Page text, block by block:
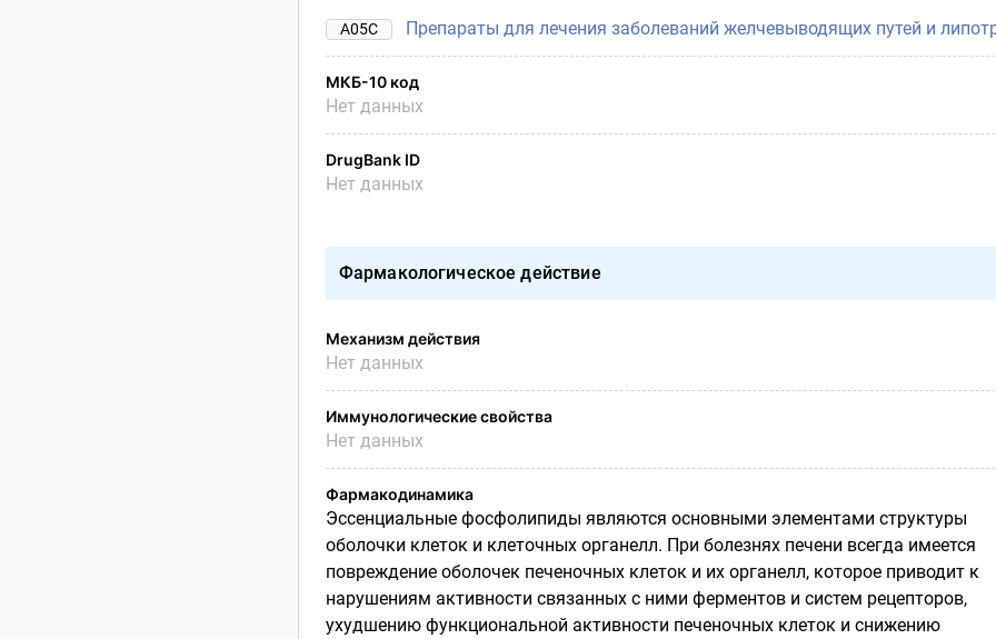
A05C Препараты для лечения заболеваний желчевыводящих путей и
МКБ-10 код
Нет данных
DrugBank ID
Нет данных
Фармакологическое действие
Механизм действия
Нет данных
Иммунологические свойства
Нет данных
Фармакодинамика
Эссенциальные фосфолипиды являются основными элементами структуры
оболочки клеток и клеточных органелл. При болезнях печени всегда имеется
повреждение оболочек печеночных клеток и их органелл, которое приводит к
нарушениям активности связанных с ними ферментов и систем рецепторов,
ухудшению функциональной активности печеночных клеток и снижению